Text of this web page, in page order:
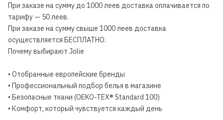
При заказе на сумму до 1000 леев доставка оплачивается по
тарифу — 50 леев.
При заказе на сумму свыше 1000 леев доставка
осуществляется БЕСПЛАТНО.
Почему выбирают Jolie
• Отобранные европейские бренды
• Профессиональный подбор белья в магазине
• Безопасные ткани (OEKO-TEX® Standard 100)
• Комфорт, который чувствуется каждый день